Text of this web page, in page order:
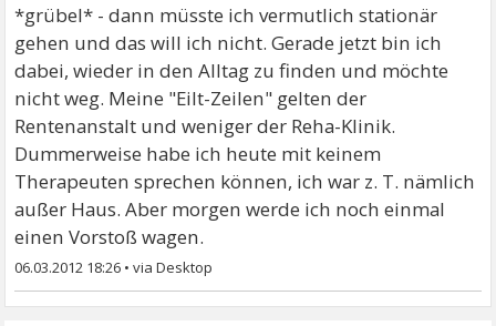
*grübel* - dann müsste ich vermutlich stationär
gehen und das will ich nicht. Gerade jetzt bin ich
dabei, wieder in den Alltag zu finden und möchte
nicht weg. Meine "Eilt-Zeilen" gelten der
Rentenanstalt und weniger der Reha-Klinik.
Dummerweise habe ich heute mit keinem
Therapeuten sprechen können, ich war z. T. nämlich
außer Haus. Aber morgen werde ich noch einmal
einen Vorstoß wagen.
06.03.2012 18:26 •